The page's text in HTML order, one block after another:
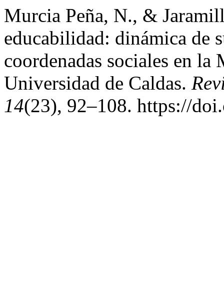
Murcia Peña, N., &
educabilidad: dinámica de
coordenadas sociales en la
Universidad de Caldas.
14(23), 92–108. https://